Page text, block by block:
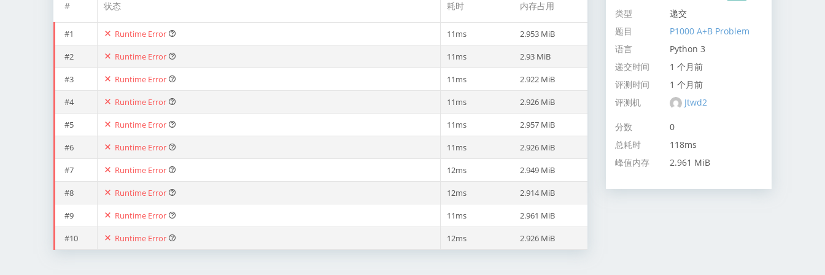
# 状态 耗时 内存占用
#1 Runtime Error 11ms 2.953 MiB
#2 Runtime Error 11ms 2.93 MiB
#3 Runtime Error 11ms 2.922 MiB
#4 Runtime Error 11ms 2.926 MiB
#5 Runtime Error 11ms 2.957 MiB
#6 Runtime Error 11ms 2.926 MiB
#7 Runtime Error 12ms 2.949 MiB
#8 Runtime Error 12ms 2.914 MiB
#9 Runtime Error 11ms 2.961 MiB
#10 Runtime Error 12ms 2.926 MiB
类型
递交
题目
P1000 A+B Problem
语言
Python 3
递交时间
1 个月前
评测时间
1 个月前
评测机
Jtwd2
分数
0
总耗时
118ms
峰值内存
2.961 MiB